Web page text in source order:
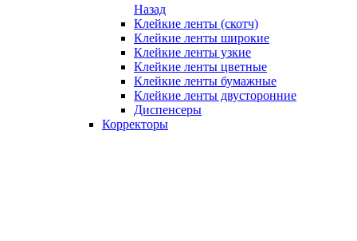
Назад
Клейкие ленты (скотч)
Клейкие ленты широкие
Клейкие ленты узкие
Клейкие ленты цветные
Клейкие ленты бумажные
Клейкие ленты двусторонние
Диспенсеры
Корректоры